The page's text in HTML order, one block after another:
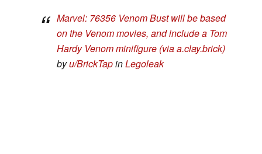
Marvel: 76356 Venom Bust will be based
on the Venom movies, and include a Tom
Hardy Venom minifigure (via a.clay.brick)
byu/BrickTapinLegoleak